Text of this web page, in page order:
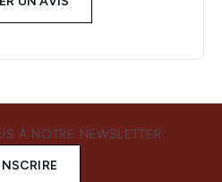
À NOTRE NEWSLETTER